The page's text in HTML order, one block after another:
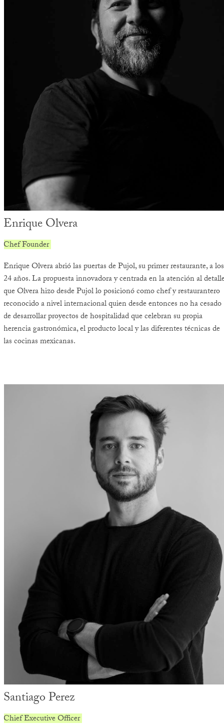
Enrique Olvera
Chef Founder
Enrique Olvera abrió las puertas de Pujol, su primer restaurante, a los
24 años. La propuesta innovadora y centrada en la atención al
que Olvera hizo desde Pujol lo posicionó como chef y restaurantero
reconocido a nivel internacional quien desde entonces no ha cesado
de desarrollar proyectos de hospitalidad que celebran su propia
herencia gastronómica, el producto local y las diferentes técnicas de
las cocinas mexicanas.
Santiago Perez
Chief Executive Officer